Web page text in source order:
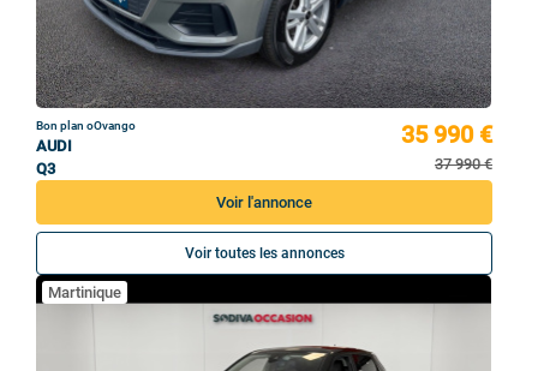
Bon plan oOvango
AUDI
Q3
35 990 €
37 990 €
Voir l'annonce
Voir toutes les annonces
Martinique